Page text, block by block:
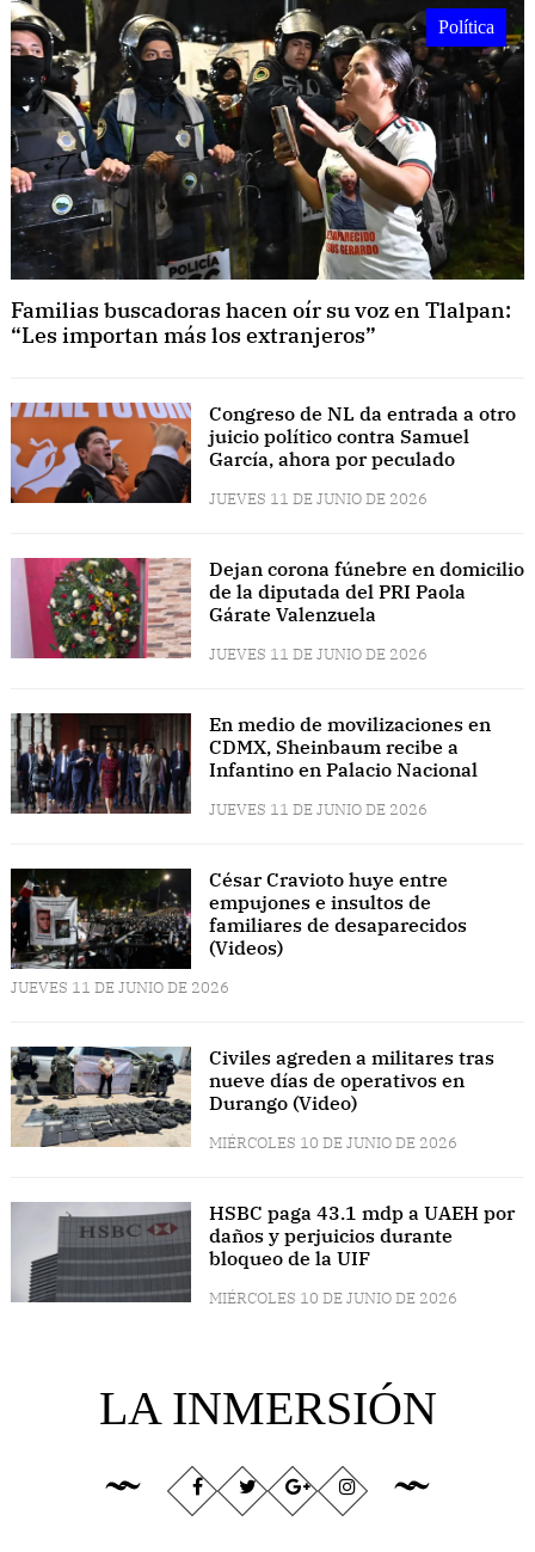
Política
Familias buscadoras hacen oír su voz en Tlalpan:
“Les importan más los extranjeros”
Congreso de NL da entrada a otro
juicio político contra Samuel
García, ahora por peculado
JUEVES 11 DE JUNIO DE 2026
Dejan corona fúnebre en domicilio
de la diputada del PRI Paola
Gárate Valenzuela
JUEVES 11 DE JUNIO DE 2026
En medio de movilizaciones en
CDMX, Sheinbaum recibe a
Infantino en Palacio Nacional
JUEVES 11 DE JUNIO DE 2026
César Cravioto huye entre
empujones e insultos de
familiares de desaparecidos
(Videos)
JUEVES 11 DE JUNIO DE 2026
Civiles agreden a militares tras
nueve días de operativos en
Durango (Video)
MIÉRCOLES 10 DE JUNIO DE 2026
HSBC paga 43.1 mdp a UAEH por
daños y perjuicios durante
bloqueo de la UIF
MIÉRCOLES 10 DE JUNIO DE 2026
LA INMERSIÓN